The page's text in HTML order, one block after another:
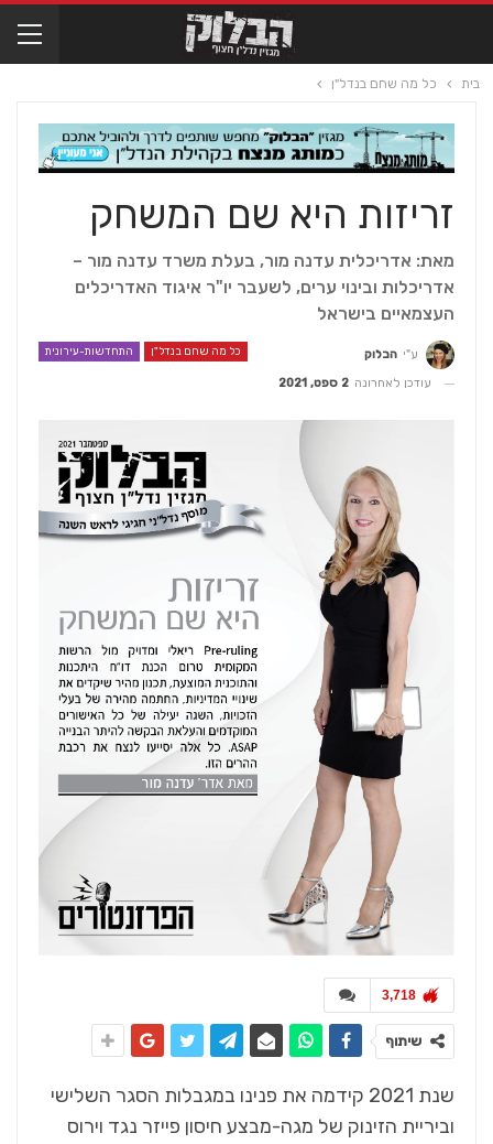
בית כל מה שחם בנדל"ן
זריזות היא שם המשחק
מאת: אדריכלית עדנה מור, בעלת משרד עדנה מור –
אדריכלות ובינוי ערים, לשעבר יו"ר איגוד האדריכלים
העצמאיים בישראל
כל מה שחם בנדל"ן התחדשות-עירונית ע"י הבלוק
עודכן לאחרונה 2 ספט, 2021
3,718
שיתוף
שנת 2021 קידמה את פנינו במגבלות הסגר השלישי
וביריית הזינוק של מגה-מבצע חיסון פייזר נגד וירוס